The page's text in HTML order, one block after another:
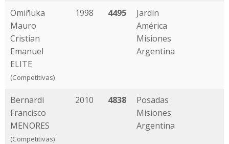
Omiñuka
Mauro
Cristian
Emanuel
ELITE
(Competitivas)
1998 4495
Jardín
América
Misiones
Argentina
Bernardi
Francisco
MENORES
(Competitivas)
2010 4838
Posadas
Misiones
Argentina